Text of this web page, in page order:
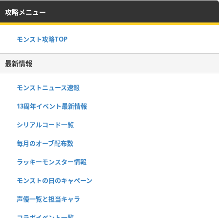
攻略メニュー
モンスト攻略TOP
最新情報
モンストニュース速報
13周年イベント最新情報
シリアルコード一覧
毎月のオーブ配布数
ラッキーモンスター情報
モンストの日のキャペーン
声優一覧と担当キャラ